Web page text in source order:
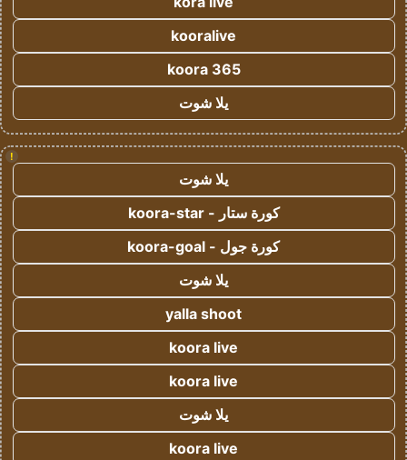
kooralive
koora 365
يلا شوت
!
يلا شوت
كورة ستار - koora-star
كورة جول - koora-goal
يلا شوت
yalla shoot
koora live
koora live
يلا شوت
koora live